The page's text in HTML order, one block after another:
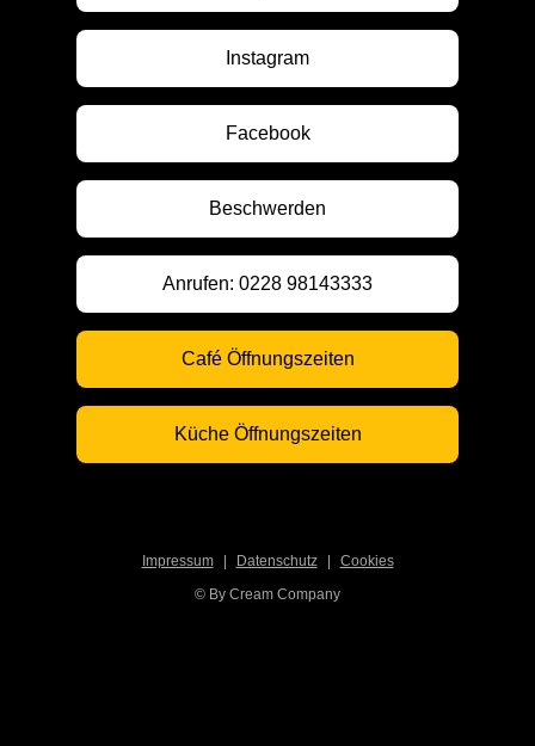
Instagram
Facebook
Beschwerden
Anrufen: 0228 98143333
Café Öffnungszeiten
Küche Öffnungszeiten
Impressum Datenschutz
Cookies
© By Cream Company